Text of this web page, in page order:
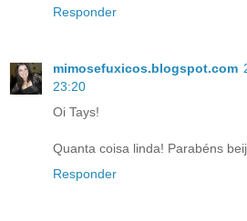
Responder
mimosefuxicos.blogspot.com
23:20
Oi Tays!
Quanta coisa linda! Parabéns
Responder